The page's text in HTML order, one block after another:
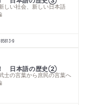
い社会、新しい日本語
9
！ 日本語の歴史②
の言葉から庶民の言葉へ